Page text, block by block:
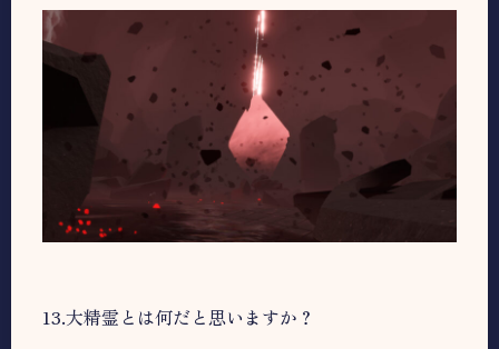
13.大精霊とは何だと思いますか？